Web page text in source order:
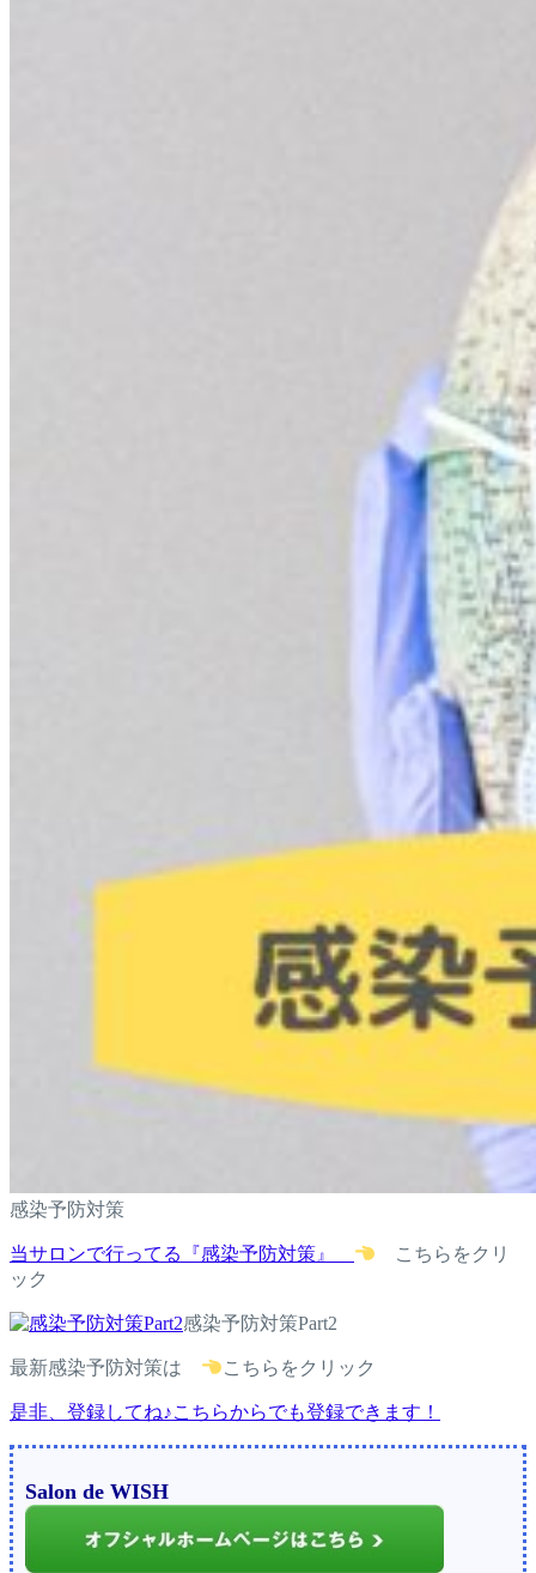
感染予防対策
当サロンで行ってる『感染予防対策』
こちらをクリ
ック
感染予防対策Part2
最新感染予防対策は こちらをクリック
是非、登録してね♪こちらからでも登録できます！
Salon de WISH